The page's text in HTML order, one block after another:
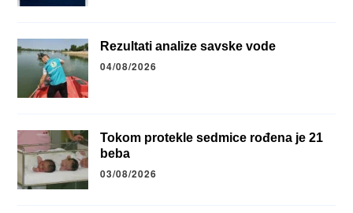
Rezultati analize savske vode
04/08/2026
Tokom protekle sedmice rođena je 21
beba
03/08/2026